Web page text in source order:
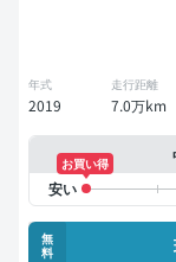
年式
2019
走行距離
7.0万km
お買い得
無
料